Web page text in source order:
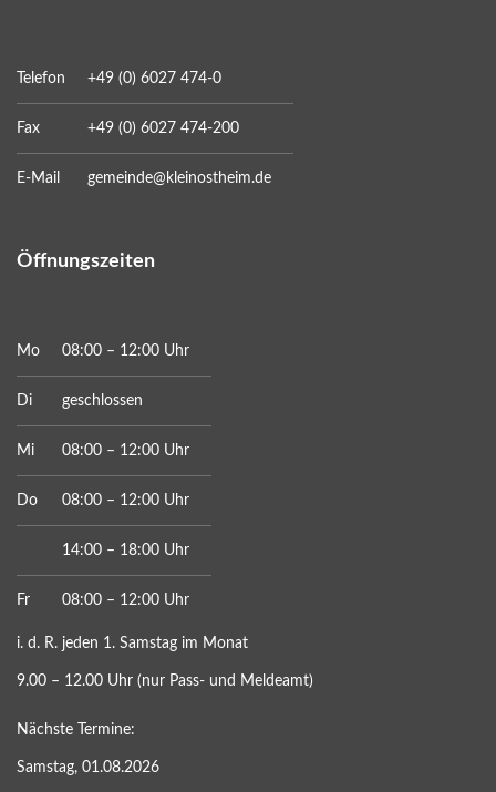
Telefon +49 (0) 6027 474-0
Fax +49 (0) 6027 474-200
E-Mail gemeinde@kleinostheim.de
Öffnungszeiten
Mo 08:00 – 12:00 Uhr
Di geschlossen
Mi 08:00 – 12:00 Uhr
Do 08:00 – 12:00 Uhr
14:00 – 18:00 Uhr
Fr 08:00 – 12:00 Uhr
i. d. R. jeden 1. Samstag im Monat
9.00 – 12.00 Uhr (nur Pass- und Meldeamt)
Nächste Termine:
Samstag, 01.08.2026